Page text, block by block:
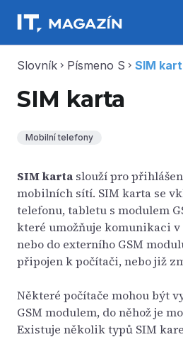
Slovník chevron_right Písmeno S chevron_right SIM
SIM karta
Mobilní telefony
SIM karta slouží pro
mobilních sítí. SIM karta se
telefonu, tabletu s modulem
které umožňuje komunikaci
nebo do externího GSM
připojen k počítači, nebo již
Některé počítače mohou být
GSM modulem, do něhož je
Existuje několik typů SIM